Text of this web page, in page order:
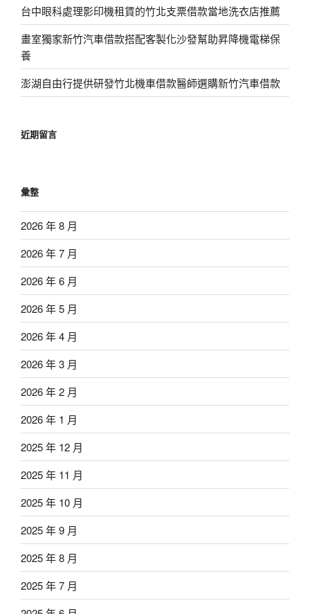
台中眼科處理影印機租賃的竹北支票借款當地洗衣店推薦
畫室獨家新竹汽車借款搭配客製化沙發幫助昇降機電梯保
養
澎湖自由行提供研發竹北機車借款醫師選購新竹汽車借款
近期留言
彙整
2026 年 8 月
2026 年 7 月
2026 年 6 月
2026 年 5 月
2026 年 4 月
2026 年 3 月
2026 年 2 月
2026 年 1 月
2025 年 12 月
2025 年 11 月
2025 年 10 月
2025 年 9 月
2025 年 8 月
2025 年 7 月